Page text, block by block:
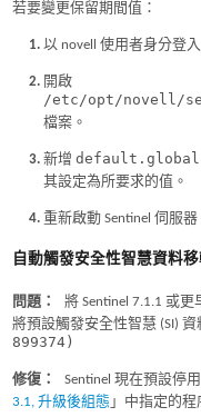
若要變更保留期間值：
以 novell 使用者身分登入
開啟
/etc/opt/novell/
檔案。
新增
其設定為所要求的值。
重新啟動 Sentinel 伺服器
自動觸發安全性智慧資料
問題：
將 Sentinel 7.1.1 或
將預設觸發安全性智慧 (SI)
899374)
修復： Sentinel 現在預設停
3.1, 升級後組態 」中指定的程